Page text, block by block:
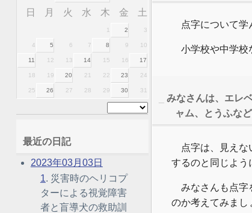
点字について学
小学校や中学校
みなさんは、エレ
ャム、とうふな
点字は、見え
するのと同じよう
みなさんも点字
のか考えてみまし
日 月 火 水 木 金 土
1 2 3
4 5 6 7 8 9 10
11 12 13 14 15 16 17
18 19 20 21 22 23 24
25 26 27 28 29 30 31
最近の日記
2023年03月03日
1. 災害時のヘリコプ
ターによる視覚障害
者と盲導犬の救助訓